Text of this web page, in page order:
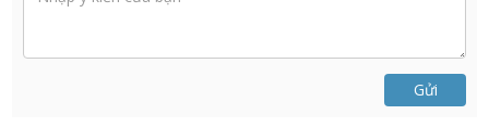
Gửi